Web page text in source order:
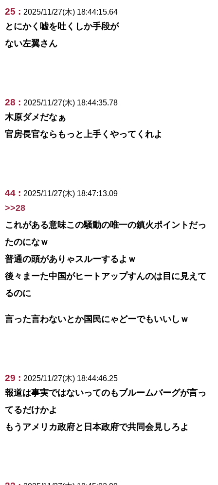
25 : 2025/11/27(木) 18:44:15.64
とにかく嘘を吐くしか手段が
ない左翼さん
28 : 2025/11/27(木) 18:44:35.78
木原ダメだなぁ
官房長官ならもっと上手くやってくれよ
44 : 2025/11/27(木) 18:47:13.09
>>28
これがある意味この騒動の唯一の鎮火ポイントだっ
たのになｗ
普通の頭がありゃスルーするよｗ
後々まーた中国がヒートアップすんのは目に見えて
るのに
言った言わないとか国民にゃどーでもいいしｗ
29 : 2025/11/27(木) 18:44:46.25
報道は事実ではないってのもブルームバーグが言っ
てるだけかよ
もうアメリカ政府と日本政府で共同会見しろよ